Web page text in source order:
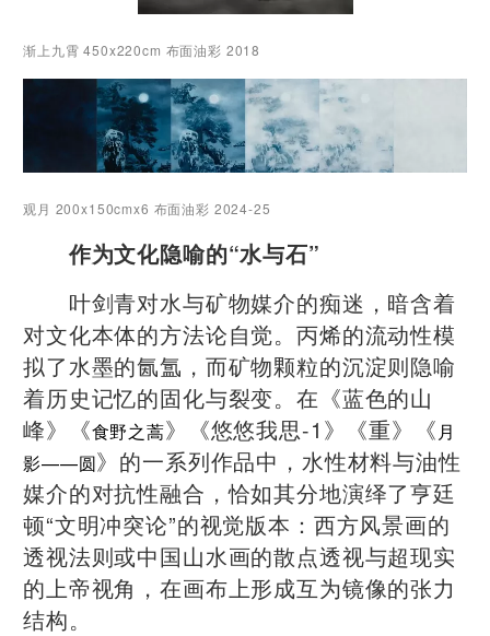
渐上九霄 450x220cm 布面油彩 2018
观月 200x150cmx6 布面油彩 2024-25
作为文化隐喻的“水与石”
叶剑青对水与矿物媒介的痴迷，暗含着
对文化本体的方法论自觉。丙烯的流动性模
拟了水墨的氤氲，而矿物颗粒的沉淀则隐喻
着历史记忆的固化与裂变。在《蓝色的山
峰》《食野之蒿》《悠悠我思-1》《重》《月
影——圆》的一系列作品中，水性材料与油性
媒介的对抗性融合，恰如其分地演绎了亨廷
顿“文明冲突论”的视觉版本：西方风景画的
透视法则或中国山水画的散点透视与超现实
的上帝视角，在画布上形成互为镜像的张力
结构。